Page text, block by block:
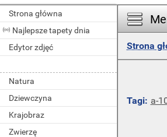
Strona główna
Najlepsze tapety dnia
Edytor zdjęć
Natura
Dziewczyna
Krajobraz
Zwierzę
Strona
Tagi: a-